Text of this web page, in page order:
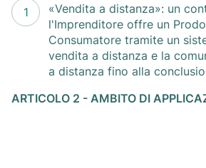
«Vendita a distanza»: un
l'Imprenditore offre un
Consumatore tramite un
vendita a distanza e la
a distanza fino alla
ARTICOLO 2 - AMBITO DI